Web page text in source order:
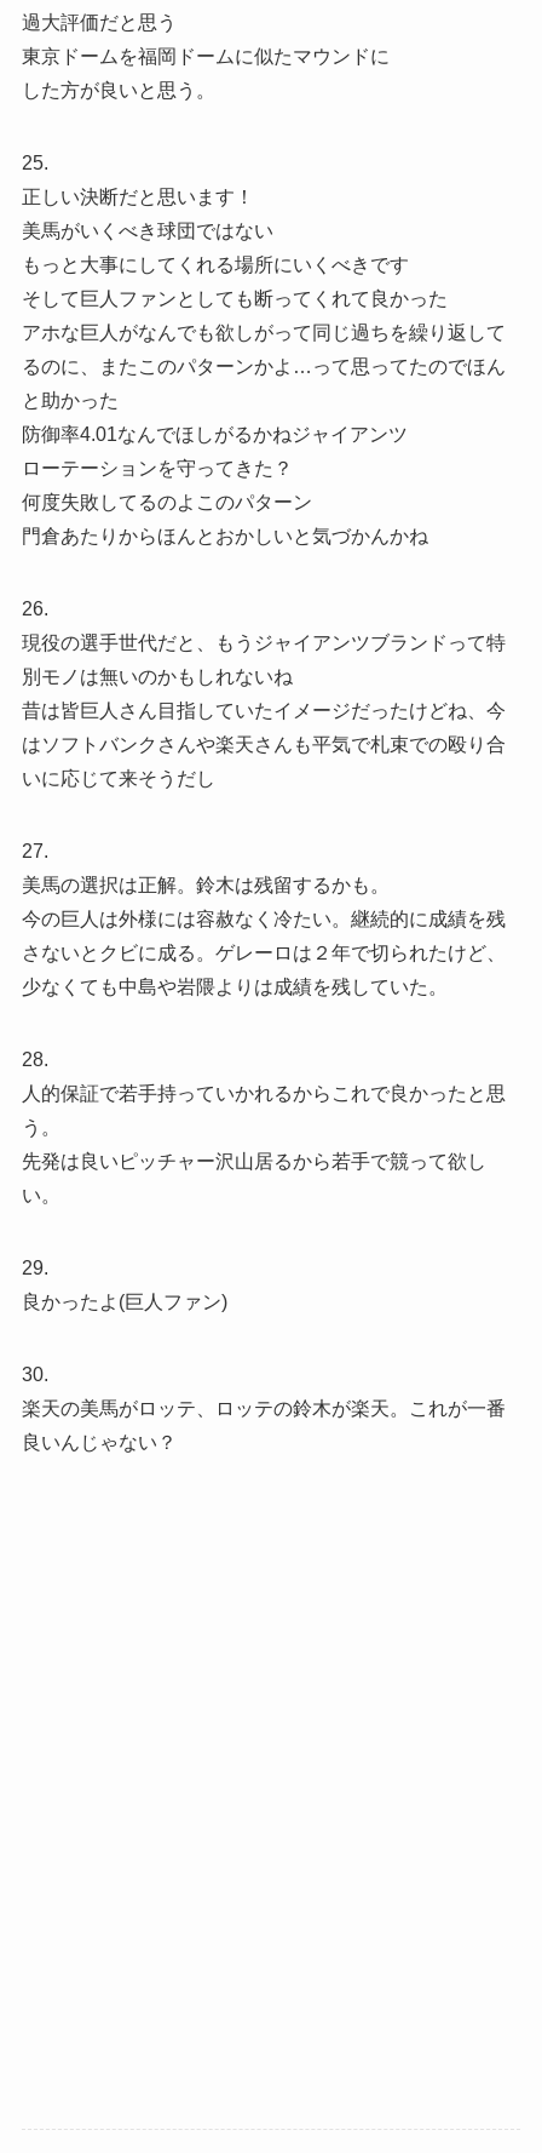
過大評価だと思う
東京ドームを福岡ドームに似たマウンドに
した方が良いと思う。
25.
正しい決断だと思います！
美馬がいくべき球団ではない
もっと大事にしてくれる場所にいくべきです
そして巨人ファンとしても断ってくれて良かった
アホな巨人がなんでも欲しがって同じ過ちを繰り返して
るのに、またこのパターンかよ…って思ってたのでほん
と助かった
防御率4.01なんでほしがるかねジャイアンツ
ローテーションを守ってきた？
何度失敗してるのよこのパターン
門倉あたりからほんとおかしいと気づかんかね
26.
現役の選手世代だと、もうジャイアンツブランドって特
別モノは無いのかもしれないね
昔は皆巨人さん目指していたイメージだったけどね、今
はソフトバンクさんや楽天さんも平気で札束での殴り合
いに応じて来そうだし
27.
美馬の選択は正解。鈴木は残留するかも。
今の巨人は外様には容赦なく冷たい。継続的に成績を残
さないとクビに成る。ゲレーロは２年で切られたけど、
少なくても中島や岩隈よりは成績を残していた。
28.
人的保証で若手持っていかれるからこれで良かったと思
う。
先発は良いピッチャー沢山居るから若手で競って欲し
い。
29.
良かったよ(巨人ファン)
30.
楽天の美馬がロッテ、ロッテの鈴木が楽天。これが一番
良いんじゃない？